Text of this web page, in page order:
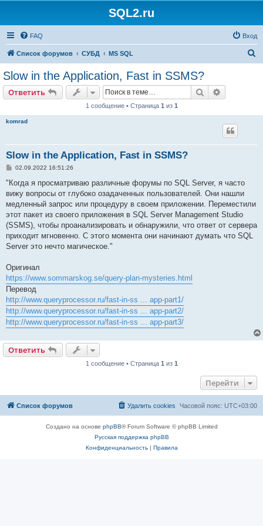
SQL2.ru
FAQ Вход
Список форумов СУБД MS SQL
Slow in the Application, Fast in SSMS?
Ответить Поиск
1 сообщение • Страница 1 из 1
komrad
Slow in the Application, Fast in SSMS?
С
о
щ
е
н
и
е
02.09.2022 16:51:26
"Когда я просматриваю различные форумы по SQL Server, я часто
вижу вопросы от глубоко озадаченных пользователей. Они нашли
медленный запрос или процедуру в своем приложении. Переместили
этот пакет из своего приложения в SQL Server Management Studio
(SSMS), чтобы проанализировать и обнаружили, что ответ от сервера
приходит мгновенно. С этого момента они начинают думать что SQL
Server это нечто магическое."
Оригинал
https://www.sommarskog.se/query-plan-mysteries.html
Перевод
http://www.queryprocessor.ru/fast-in-ss ... app-part1/
http://www.queryprocessor.ru/fast-in-ss ... app-part2/
http://www.queryprocessor.ru/fast-in-ss ... app-part3/
Ответить
1 сообщение • Страница 1 из 1
Перейти
Список форумов Часовой пояс: UTC+03:00
Удалить cookies
Создано на основе phpBB® Forum Software © phpBB Limited
Русская поддержка phpBB
Конфиденциальность| Правила